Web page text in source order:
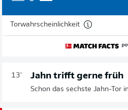
Torwahrscheinlichkeit
13' Jahn trifft gerne früh
Schon das sechste Jahn-Tor